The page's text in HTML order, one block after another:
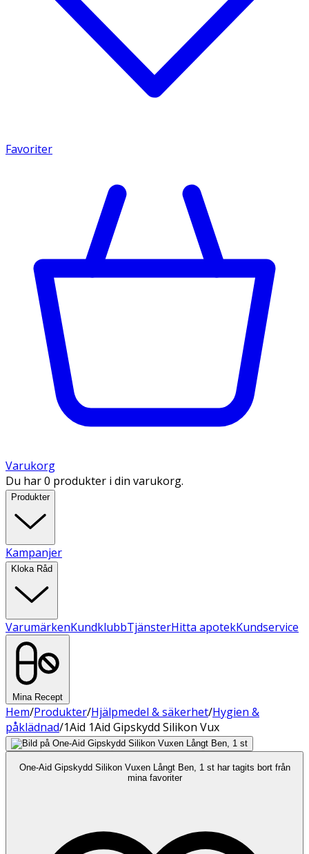
Favoriter
Varukorg
Du har 0 produkter i din varukorg.
Produkter
Kampanjer
Kloka Råd
VarumärkenKundklubbTjänsterHitta apotekKundservice
Mina Recept
Hem/Produkter/Hjälpmedel & säkerhet/Hygien &
påklädnad/1Aid 1Aid Gipskydd Silikon Vux
One-Aid Gipskydd Silikon Vuxen Långt Ben, 1 st har tagits bort från
mina favoriter